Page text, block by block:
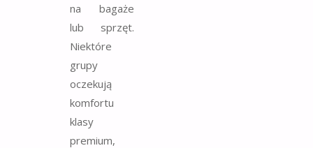
na bagaże
lub sprzęt.
Niektóre
grupy
oczekują
komfortu
klasy
premium,